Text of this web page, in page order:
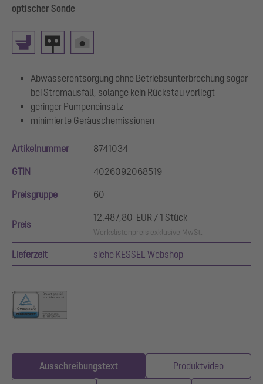
optischer Sonde
Abwasserentsorgung ohne Betriebsunterbrechung sogar
bei Stromausfall, solange kein Rückstau vorliegt
geringer Pumpeneinsatz
minimierte Geräuschemissionen
Artikelnummer 8741034
GTIN 4026092068519
Preisgruppe 60
Preis
12.487,80 EUR / 1 Stück
Werkslistenpreis exklusive MwSt.
Lieferzeit siehe KESSEL Webshop
Ausschreibungstext Produktvideo